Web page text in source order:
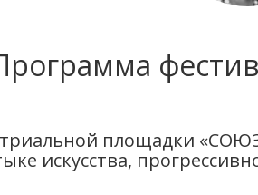
площадки
искусства,